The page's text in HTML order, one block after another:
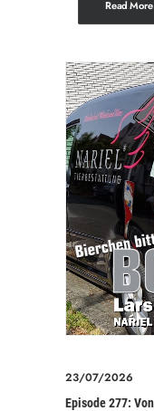
Read More
23/07/2026
Episode 277: